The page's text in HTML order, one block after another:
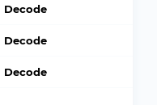
Decode
Decode
Decode